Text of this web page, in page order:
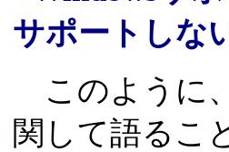
サポートしな
このように
関して語るこ